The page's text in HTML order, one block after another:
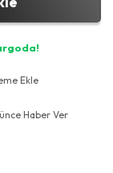
Ekle
Haber Ver